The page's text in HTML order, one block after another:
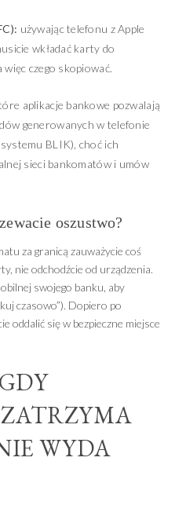
używając telefonu z Apple
wkładać karty do
więc czego skopiować.
aplikacje bankowe pozwalają
generowanych w telefonie
BLIK), choć ich
sieci bankomatów i umów
oszustwo?
za granicą zauważycie coś
nie odchodźcie od urządzenia.
swojego banku, aby
czasowo”). Dopiero po
oddalić się w bezpieczne miejsce
WYDA